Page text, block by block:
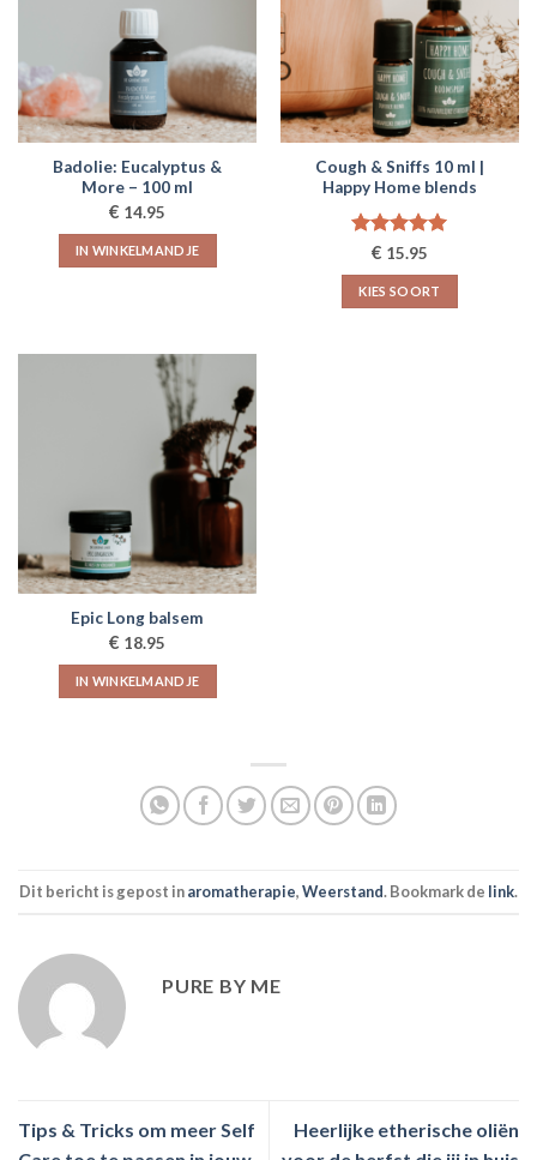
Badolie: Eucalyptus &
More – 100 ml
€ 14.95
IN WINKELMANDJE
Cough & Sniffs 10 ml |
Happy Home blends
Gewaardeerd
€ 15.95
KIES SOORT
Epic Long balsem
€ 18.95
IN WINKELMANDJE
Dit bericht is gepost inaromatherapie,Weerstand. Bookmark de link.
PURE BY ME
Tips & Tricks om meer Self
Heerlijke etherische oliën